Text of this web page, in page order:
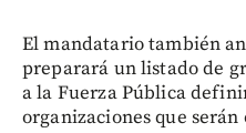
El mandatario también
preparará un listado de
a la Fuerza Pública
organizaciones que